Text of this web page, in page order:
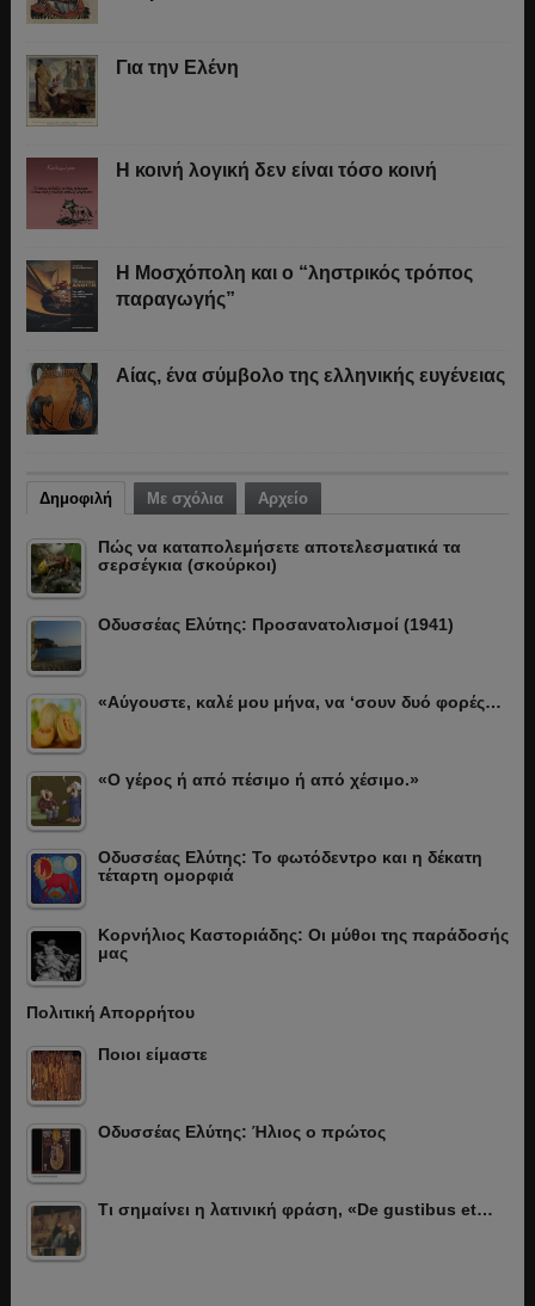
Για την Ελένη
Η κοινή λογική δεν είναι τόσο κοινή
Η Μοσχόπολη και ο “ληστρικός τρόπος
παραγωγής”
Αίας, ένα σύμβολο της ελληνικής ευγένειας
Δημοφιλή Με σχόλια Αρχείο
Πώς να καταπολεμήσετε αποτελεσματικά τα
σερσέγκια (σκούρκοι)
Οδυσσέας Ελύτης: Προσανατολισμοί (1941)
«Αύγουστε, καλέ μου μήνα, να ‘σουν δυό φορές…
«Ο γέρος ή από πέσιμο ή από χέσιμο.»
Οδυσσέας Ελύτης: Το φωτόδεντρο και η δέκατη
τέταρτη ομορφιά
Κορνήλιος Καστοριάδης: Οι μύθοι της παράδοσής
μας
Πολιτική Απορρήτου
Ποιοι είμαστε
Οδυσσέας Ελύτης: Ήλιος ο πρώτος
Τι σημαίνει η λατινική φράση, «De gustibus et…